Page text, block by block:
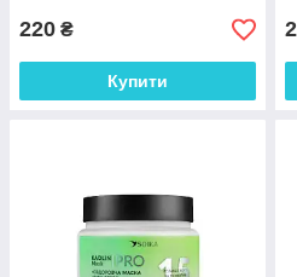
220 ₴
Купити